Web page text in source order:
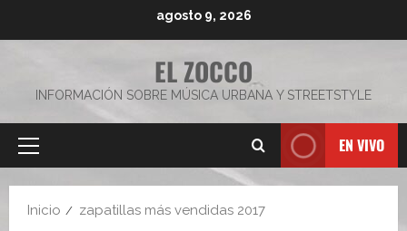
agosto 9, 2026
EL ZOCCO
INFORMACIÓN SOBRE MÚSICA URBANA Y STREETSTYLE
Menú
EN VIVO
Inicio zapatillas más vendidas 2017